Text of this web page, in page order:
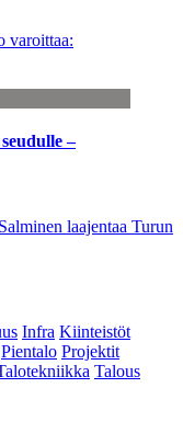
varoittaa:
–
laajentaa Turun
Infra Kiinteistöt
Pientalo Projektit
Talous